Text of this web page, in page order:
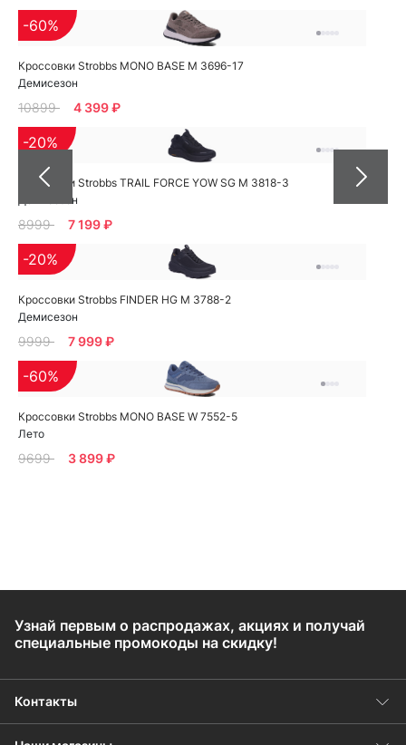
Кроссовки Strobbs MONO BASE M 3696-17
Демисезон
-60%
10899 4 399 ₽
Кроссовки Strobbs TRAIL FORCE YOW SG M 3818-3
Демисезон
-20%
8999 7 199 ₽
Кроссовки Strobbs FINDER HG M 3788-2
Демисезон
-20%
9999 7 999 ₽
Кроссовки Strobbs MONO BASE W 7552-5
Лето
-60%
9699 3 899 ₽
Узнай первым о распродажах, акциях и получай
специальные промокоды на скидку!
Контакты